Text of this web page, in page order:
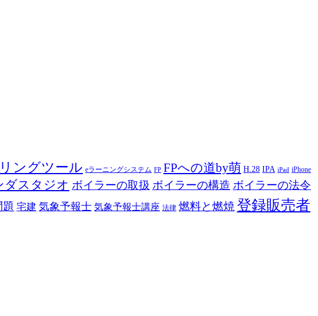
ングツール eラーニングシステム FP FPへの道by萌 H.28 IPA iPad iPhone
ダスタジオ ボイラーの取扱 ボイラーの構造 ボイラーの法令
宅建 気象予報士 気象予報士講座 法律 燃料と燃焼登録販売者